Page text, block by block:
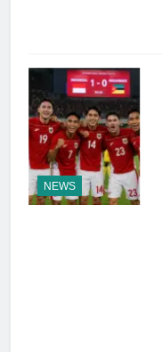
NEWS